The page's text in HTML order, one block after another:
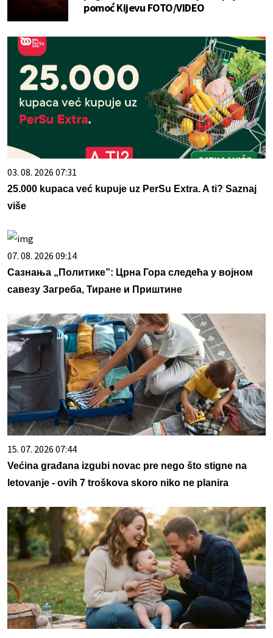
pomoć Kijevu FOTO/VIDEO
03. 08. 2026 07:31
25.000 kupaca već kupuje uz PerSu Extra. A ti? Saznaj
više
07. 08. 2026 09:14
Сазнања „Политике”: Црна Гора следећа у војном
савезу Загреба, Тиране и Приштине
15. 07. 2026 07:44
Većina građana izgubi novac pre nego što stigne na
letovanje - ovih 7 troškova skoro niko ne planira